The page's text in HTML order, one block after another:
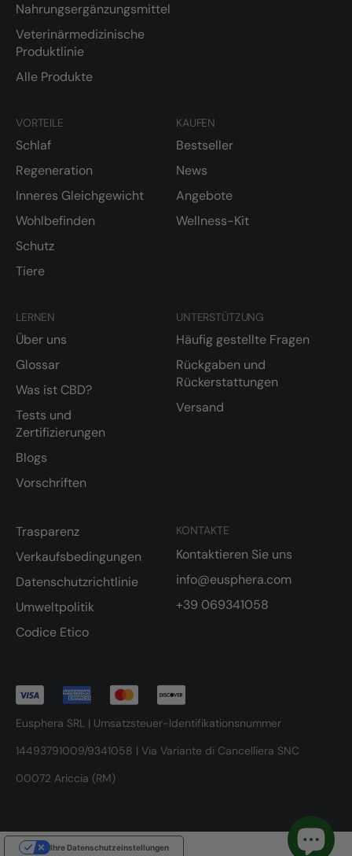
Nahrungsergänzungsmittel
Veterinärmedizinische
Produktlinie
Alle Produkte
VORTEILE
Schlaf
Regeneration
Inneres Gleichgewicht
Wohlbefinden
Schutz
Tiere
KAUFEN
Bestseller
News
Angebote
Wellness-Kit
LERNEN
Über uns
Glossar
Was ist CBD?
Tests und
Zertifizierungen
Blogs
Vorschriften
KONTAKTE
Kontaktieren Sie uns
info@eusphera.com
+39 069341058
UNTERSTÜTZUNG
Häufig gestellte Fragen
Rückgaben und
Rückerstattungen
Versand
Trasparenz
Verkaufsbedingungen
Datenschutzrichtlinie
Umweltpolitik
Codice Etico
Eusphera SRL | Umsatzsteuer-Identifikationsnummer
14493791009/9341058 | Via Variante di Cancelliera SNC
00072 Ariccia (RM)
Ihre Datenschutzeinstellungen